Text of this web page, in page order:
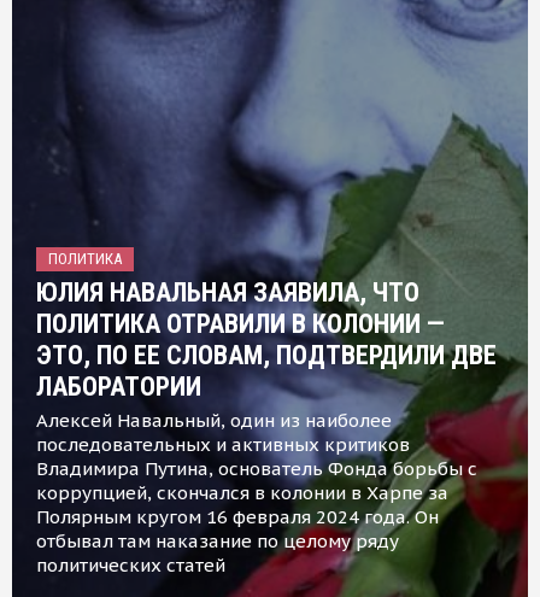
ПОЛИТИКА
ЮЛИЯ НАВАЛЬНАЯ ЗАЯВИЛА, ЧТО
ПОЛИТИКА ОТРАВИЛИ В КОЛОНИИ —
ЭТО, ПО ЕЕ СЛОВАМ, ПОДТВЕРДИЛИ ДВЕ
ЛАБОРАТОРИИ
Алексей Навальный, один из наиболее
последовательных и активных критиков
Владимира Путина, основатель Фонда борьбы с
коррупцией, скончался в колонии в Харпе за
Полярным кругом 16 февраля 2024 года. Он
отбывал там наказание по целому ряду
политических статей